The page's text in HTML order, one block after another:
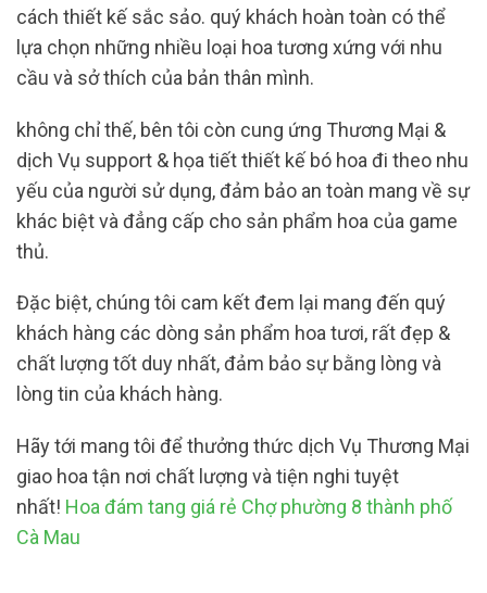
cách thiết kế sắc sảo. quý khách hoàn toàn có thể
lựa chọn những nhiều loại hoa tương xứng với nhu
cầu và sở thích của bản thân mình.
không chỉ thế, bên tôi còn cung ứng Thương Mại &
dịch Vụ support & họa tiết thiết kế bó hoa đi theo nhu
yếu của người sử dụng, đảm bảo an toàn mang về sự
khác biệt và đẳng cấp cho sản phẩm hoa của game
thủ.
Đặc biệt, chúng tôi cam kết đem lại mang đến quý
khách hàng các dòng sản phẩm hoa tươi, rất đẹp &
chất lượng tốt duy nhất, đảm bảo sự bằng lòng và
lòng tin của khách hàng.
Hãy tới mang tôi để thưởng thức dịch Vụ Thương Mại
giao hoa tận nơi chất lượng và tiện nghi tuyệt
nhất! Hoa đám tang giá rẻ Chợ phường 8 thành phố
Cà Mau